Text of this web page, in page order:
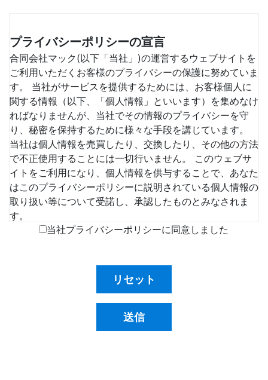
プライバシーポリシーの宣言
合同会社マック(以下「当社」)の運営するウェブサイトを
ご利用いただくお客様のプライバシーの保護に努めていま
す。 当社がサービスを提供するためには、お客様個人に
関する情報（以下、「個人情報」といいます）を集めなけ
ればなりませんが、当社でその情報のプライバシーを守
り、秘密を保持するために様々な手段を講じています。
当社は個人情報を売買したり、交換したり、その他の方法
で不正使用することには一切行いません。 このウェブサ
イトをご利用になり、個人情報を供与することで、あなた
はこのプライバシーポリシーに説明されている個人情報の
取り扱い等について受諾し、承認したものとみなされま
す。
お客様から集めた個人情報は、以下の目的で利用します。
当社がお客様に提供するサービスにおいて利用する
お客様に合ったサービスや新しい商品などの情報を
的確にお知らせするため
当社プライバシーポリシーに同意しました
送信